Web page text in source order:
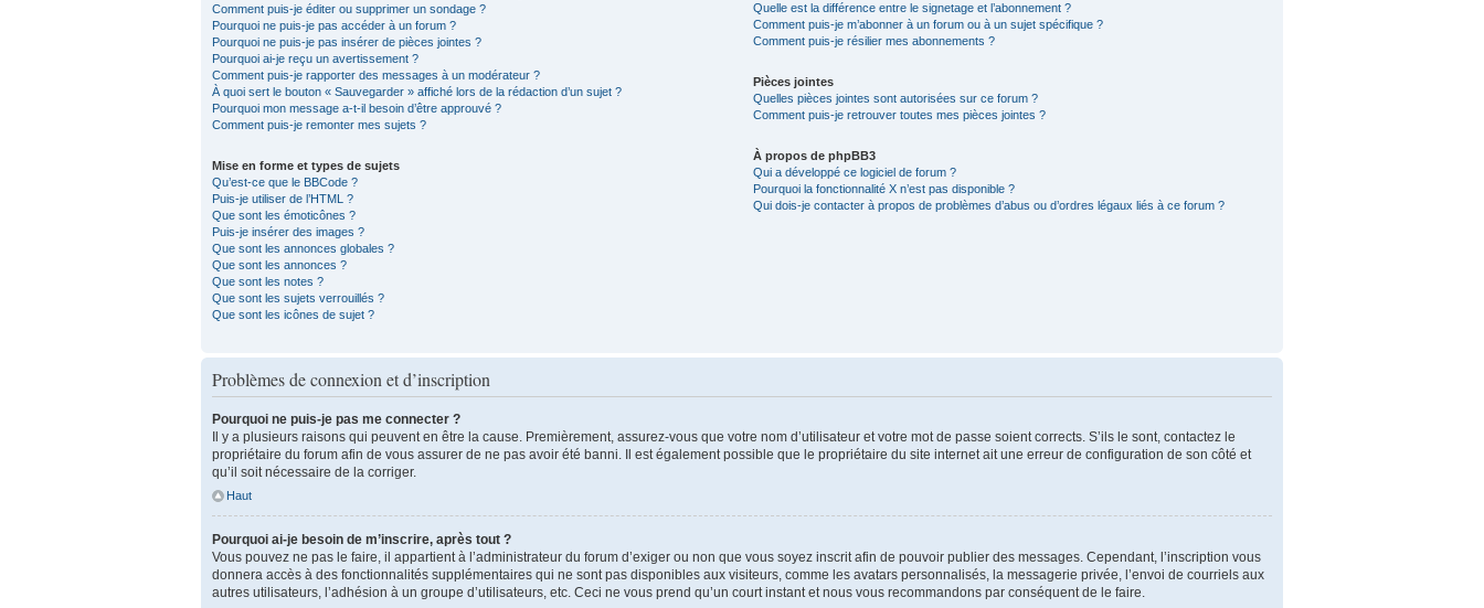
Comment puis-je éditer ou supprimer un sondage ?
Pourquoi ne puis-je pas accéder à un forum ?
Pourquoi ne puis-je pas insérer de pièces jointes ?
Pourquoi ai-je reçu un avertissement ?
Comment puis-je rapporter des messages à un modérateur ?
À quoi sert le bouton « Sauvegarder » affiché lors de la rédaction d’un sujet ?
Pourquoi mon message a-t-il besoin d’être approuvé ?
Comment puis-je remonter mes sujets ?
Mise en forme et types de sujets
Qu’est-ce que le BBCode ?
Puis-je utiliser de l’HTML ?
Que sont les émoticônes ?
Puis-je insérer des images ?
Que sont les annonces globales ?
Que sont les annonces ?
Que sont les notes ?
Que sont les sujets verrouillés ?
Que sont les icônes de sujet ?
Quelle est la différence entre le signetage et l’abonnement ?
Comment puis-je m’abonner à un forum ou à un sujet spécifique ?
Comment puis-je résilier mes abonnements ?
Pièces jointes
Quelles pièces jointes sont autorisées sur ce forum ?
Comment puis-je retrouver toutes mes pièces jointes ?
À propos de phpBB3
Qui a développé ce logiciel de forum ?
Pourquoi la fonctionnalité X n’est pas disponible ?
Qui dois-je contacter à propos de problèmes d’abus ou d’ordres légaux liés à ce forum ?
Problèmes de connexion et d’inscription
Pourquoi ne puis-je pas me connecter ?
Il y a plusieurs raisons qui peuvent en être la cause. Premièrement, assurez-vous que votre nom d’utilisateur et votre mot de passe soient corrects. S’ils le sont, contactez le
propriétaire du forum afin de vous assurer de ne pas avoir été banni. Il est également possible que le propriétaire du site internet ait une erreur de configuration de son côté et
qu’il soit nécessaire de la corriger.
Haut
Pourquoi ai-je besoin de m’inscrire, après tout ?
Vous pouvez ne pas le faire, il appartient à l’administrateur du forum d’exiger ou non que vous soyez inscrit afin de pouvoir publier des messages. Cependant, l’inscription vous
donnera accès à des fonctionnalités supplémentaires qui ne sont pas disponibles aux visiteurs, comme les avatars personnalisés, la messagerie privée, l’envoi de courriels aux
autres utilisateurs, l’adhésion à un groupe d’utilisateurs, etc. Ceci ne vous prend qu’un court instant et nous vous recommandons par conséquent de le faire.